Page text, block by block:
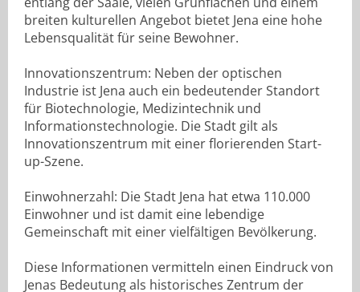
breiten kulturellen Angebot bietet Jena eine hohe
Lebensqualität für seine Bewohner.
Innovationszentrum: Neben der optischen
Industrie ist Jena auch ein bedeutender Standort
für Biotechnologie, Medizintechnik und
Informationstechnologie. Die Stadt gilt als
Innovationszentrum mit einer florierenden Start-
up-Szene.
Einwohnerzahl: Die Stadt Jena hat etwa 110.000
Einwohner und ist damit eine lebendige
Gemeinschaft mit einer vielfältigen Bevölkerung.
Diese Informationen vermitteln einen Eindruck von
Jenas Bedeutung als historisches Zentrum der